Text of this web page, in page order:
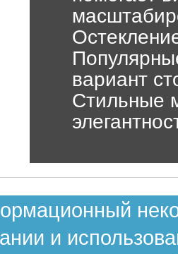
вариант
Стильные
и